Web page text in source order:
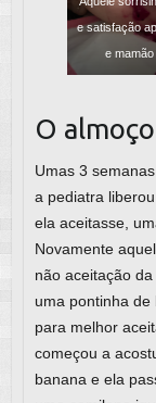
e satisfação
e
O almoço
Umas 3
a pediatra
ela aceitasse,
Novamente
não aceitação
uma pontinha
para melhor
começou a
banana e ela